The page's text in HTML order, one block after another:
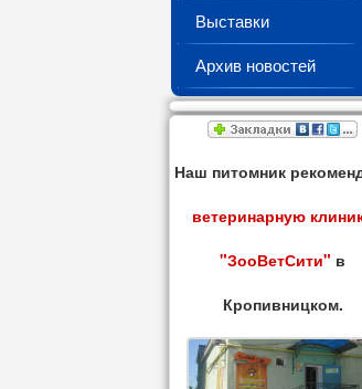
Выставки
Архив новостей
Наш питомник
ветеринарную
"ЗооВетСити" в
Кропивницком.